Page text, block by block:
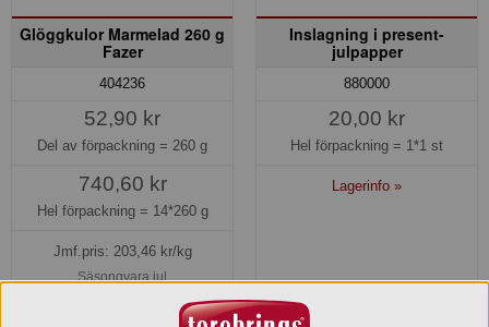
Glöggkulor Marmelad 260 g
Fazer
404236
52,90 kr
Del av förpackning = 260 g
740,60 kr
Hel förpackning = 14*260 g
Jmf.pris: 203,46kr/kg
Säsongvara jul
Beställningsbar senare
Inslagning i present-
julpapper
880000
20,00 kr
Hel förpackning = 1*1 st
Lagerinfo »